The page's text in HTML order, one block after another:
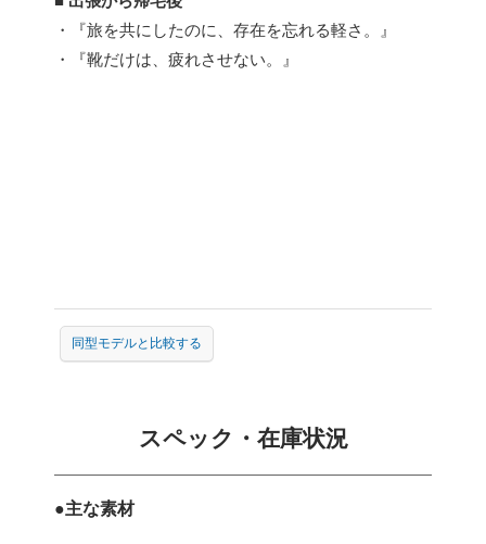
・『旅を共にしたのに、存在を忘れる軽さ。』
・『靴だけは、疲れさせない。』
同型モデルと比較する
スペック・在庫状況
●主な素材